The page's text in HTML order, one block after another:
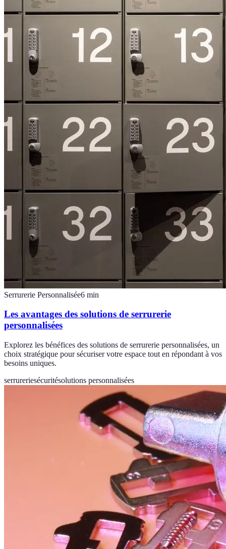
Serrurerie Personnalisée6 min
Les avantages des solutions de serrurerie
personnalisées
Explorez les bénéfices des solutions de serrurerie personnalisées, un
choix stratégique pour sécuriser votre espace tout en répondant à vos
besoins uniques.
serrureriesécuritésolutions personnalisées